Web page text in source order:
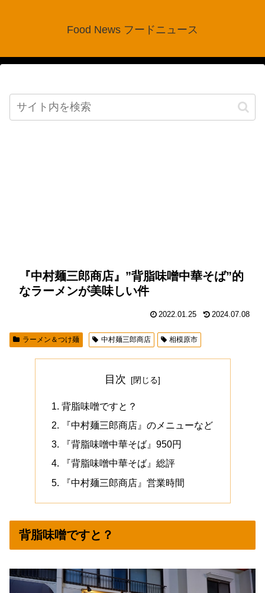
Food News フードニュース
『中村麺三郎商店』”背脂味噌中華そば”的
なラーメンが美味しい件
2022.01.25 2024.07.08
ラーメン＆つけ麺 中村麺三郎商店 相模原市
目次
背脂味噌ですと？
『中村麺三郎商店』のメニューなど
『背脂味噌中華そば』950円
『背脂味噌中華そば』総評
『中村麺三郎商店』営業時間
背脂味噌ですと？